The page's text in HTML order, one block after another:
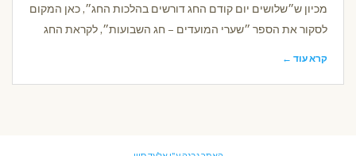
מכיון ש״שלושים יום קודם החג דורשים בהלכות החג״, כאן המקום
לסקור את הספר ״שערי המועדים – חג השבועות״, לקראת החג
קרא עוד ←